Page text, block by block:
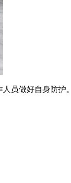
员做好自身防护